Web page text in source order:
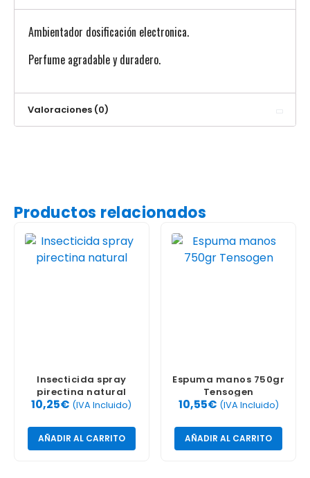
Ambientador dosificación electronica.
Perfume agradable y duradero.
Valoraciones (0)
Productos relacionados
Insecticida spray
pirectina natural
10,25€ (IVA Incluido)
AÑADIR AL CARRITO
Espuma manos 750gr
Tensogen
10,55€ (IVA Incluido)
AÑADIR AL CARRITO